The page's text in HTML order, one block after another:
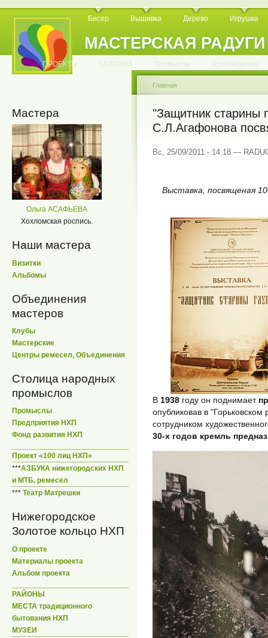
МАСТЕРСКАЯ РАДУГИ
Бисер Вышивка Дерево Игрушка
. . . . . . . . . . .
. ПРОЕКТЫ ГАЛЕРЕИ Промыслы Краеведение
Мастера
Ольга АСАФЬЕВА
Хохломская роспись.
Наши мастера
Визитки
Альбомы
Объединения
мастеров
Клубы
Мастерские
Центры ремесел, Объединения
Столица народных
промыслов
Промыслы
Предприятия НХП
Фонд развития НХП
Проект «100 лиц НХП»
***АЗБУКА нижегородских НХП
и МТБ, ремесел
*** Театр Матрешки
Нижегородское
Золотое кольцо НХП
О проекте
Материалы проекта
Альбом проекта
РАЙОНЫ
МЕСТА традиционного
бытования НХП
МУЗЕИ
Главная
"Защитник старины
С.Л.Агафонова
Вс, 25/09/2011 - 14:18 —
Выставка, посвященая
В 1938 году он поднимает
опубликовав в
сотрудником
30-х годов кремль